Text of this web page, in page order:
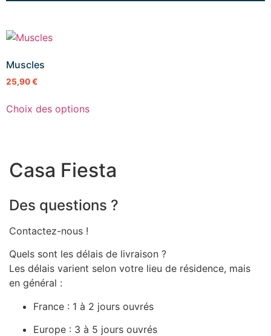
Muscles
25,90€
Choix des options
Casa Fiesta
Des questions ?
Contactez-nous !
Quels sont les délais de livraison ?
Les délais varient selon votre lieu de résidence, mais
en général :
France : 1 à 2 jours ouvrés
Europe : 3 à 5 jours ouvrés